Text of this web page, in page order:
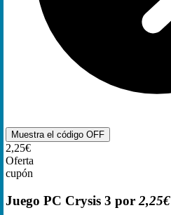
Muestra el código OFF
2,25€
Oferta
cupón
Juego PC Crysis 3 por 2,25€